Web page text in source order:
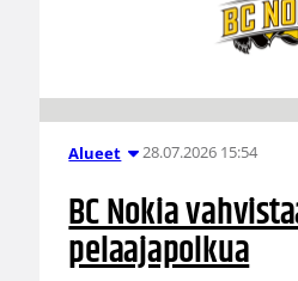
Alueet 28.07.2026 15:54
BC Nokia
pelaajapolkua